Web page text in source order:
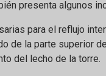
presenta algunos
para el reflujo
de la parte superior
del lecho de la torre.